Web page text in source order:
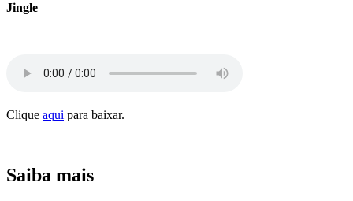
Jingle
Clique aqui para baixar.
Saiba mais